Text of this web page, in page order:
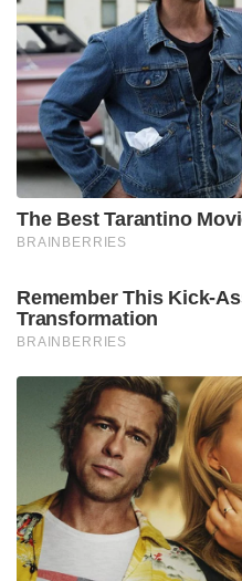
The Best Tarantino
BRAINBERRIES
Remember This Kick-
Transformation
BRAINBERRIES